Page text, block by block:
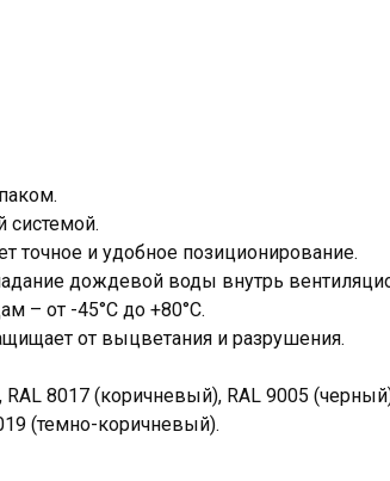
системой.
точное и удобное позиционирование.
дождевой воды внутрь
– от -45°С до +80°С.
от выцветания и разрушения.
8017 (коричневый), RAL 9005
(темно-коричневый).